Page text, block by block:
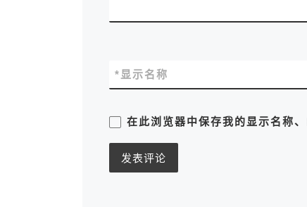
显示名称
*
在此浏览器中保存我的显示名称